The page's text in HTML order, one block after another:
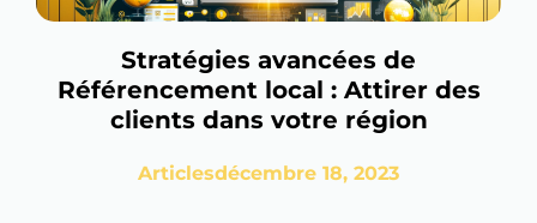
Stratégies avancées de
Référencement local : Attirer des
clients dans votre région
Articlesdécembre 18, 2023